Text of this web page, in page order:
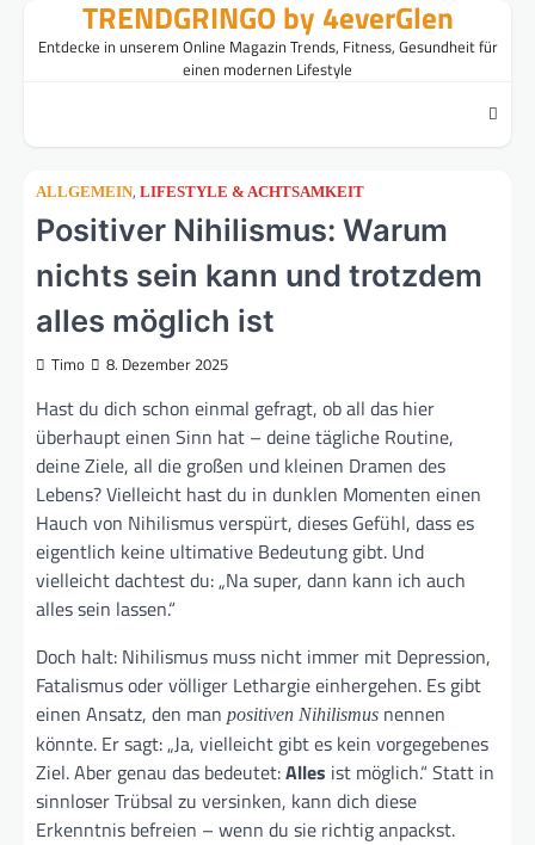
TRENDGRINGO by 4everGlen
Entdecke in unserem Online Magazin Trends, Fitness, Gesundheit für
einen modernen Lifestyle
ALLGEMEIN, LIFESTYLE & ACHTSAMKEIT
Positiver Nihilismus: Warum
nichts sein kann und trotzdem
alles möglich ist
Timo 8. Dezember 2025
Hast du dich schon einmal gefragt, ob all das hier
überhaupt einen Sinn hat – deine tägliche Routine,
deine Ziele, all die großen und kleinen Dramen des
Lebens? Vielleicht hast du in dunklen Momenten einen
Hauch von Nihilismus verspürt, dieses Gefühl, dass es
eigentlich keine ultimative Bedeutung gibt. Und
vielleicht dachtest du: „Na super, dann kann ich auch
alles sein lassen.“
Doch halt: Nihilismus muss nicht immer mit Depression,
Fatalismus oder völliger Lethargie einhergehen. Es gibt
einen Ansatz, den man positiven Nihilismus nennen
könnte. Er sagt: „Ja, vielleicht gibt es kein vorgegebenes
Ziel. Aber genau das bedeutet:Alles ist möglich.“ Statt in
sinnloser Trübsal zu versinken, kann dich diese
Erkenntnis befreien – wenn du sie richtig anpackst.